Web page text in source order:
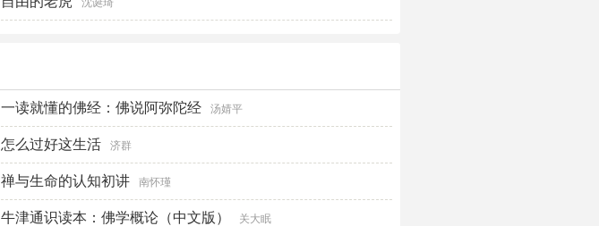
沈诞琦
一读就懂的佛经：佛说阿弥陀经 汤婧平
怎么过好这生活 济群
禅与生命的认知初讲 南怀瑾
牛津通识读本：佛学概论（中文版） 关大眠